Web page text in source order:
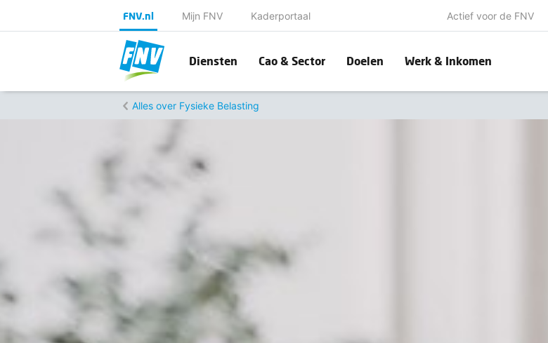
FNV.nl Mijn FNV Kaderportaal Actief voor de FNV
Diensten Cao & Sector Doelen Werk & Inkomen
Alles over Fysieke Belasting